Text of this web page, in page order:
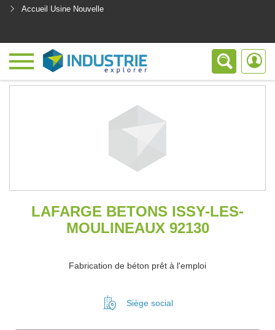
Accueil Usine Nouvelle
LAFARGE BETONS ISSY-LES-
MOULINEAUX 92130
Fabrication de béton prêt à l'emploi
Siège social